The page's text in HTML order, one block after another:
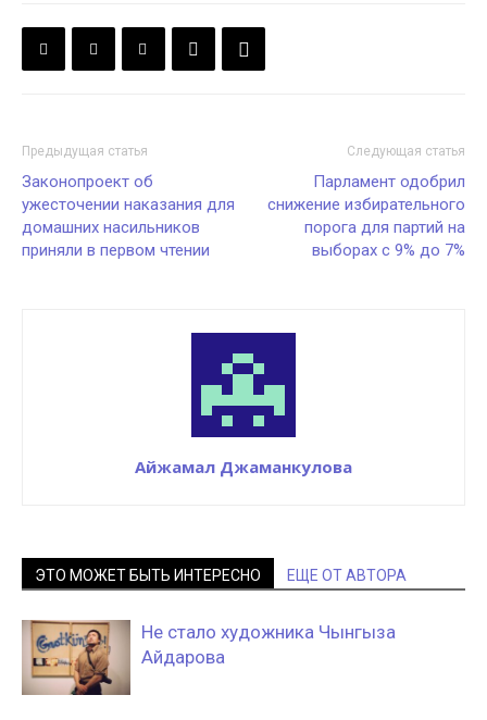
Предыдущая статья
Законопроект об
ужесточении наказания для
домашних насильников
приняли в первом чтении
Следующая статья
Парламент одобрил
снижение избирательного
порога для партий на
выборах с 9% до 7%
Айжамал Джаманкулова
ЭТО МОЖЕТ БЫТЬ ИНТЕРЕСНО ЕЩЕ ОТ АВТОРА
Не стало художника Чынгыза
Айдарова